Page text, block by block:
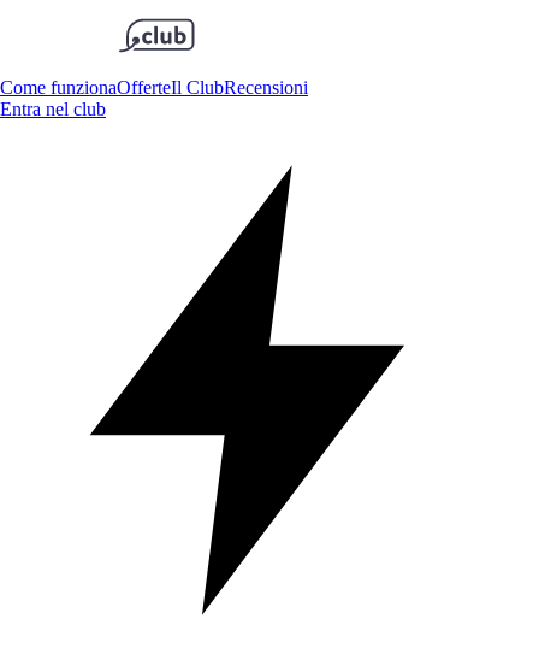
Come funzionaOfferteIl ClubRecensioni
Entra nel club